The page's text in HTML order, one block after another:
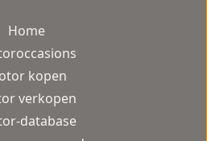
Home
kopen
verkopen
database